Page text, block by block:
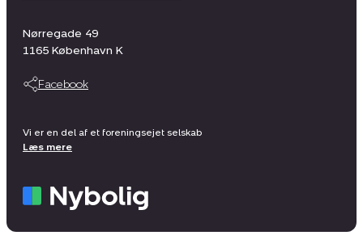
Nørregade 49
1165 København K
Facebook
Vi er en del af et foreningsejet selskab
Læs mere